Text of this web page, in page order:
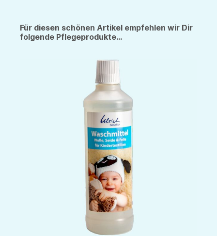
Für diesen schönen Artikel empfehlen wir Dir
folgende Pflegeprodukte...